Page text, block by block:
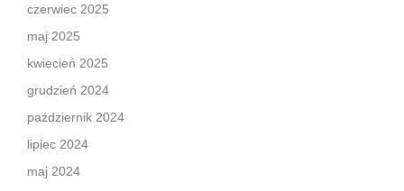
czerwiec 2025
maj 2025
kwiecień 2025
grudzień 2024
październik 2024
lipiec 2024
maj 2024